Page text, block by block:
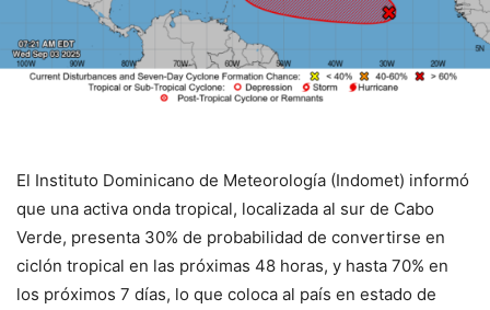
El Instituto Dominicano de Meteorología (Indomet) informó
que una activa onda tropical, localizada al sur de Cabo
Verde, presenta 30% de probabilidad de convertirse en
ciclón tropical en las próximas 48 horas, y hasta 70% en
los próximos 7 días, lo que coloca al país en estado de